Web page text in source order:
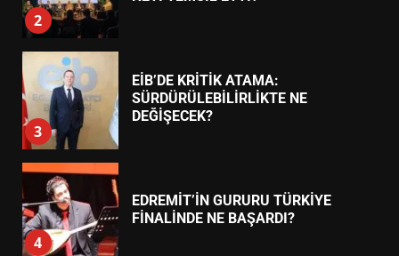
2
3
EİB’DE KRİTİK ATAMA:
SÜRDÜRÜLEBİLİRLİKTE NE
DEĞİŞECEK?
4
EDREMİT’İN GURURU TÜRKİYE
FİNALİNDE NE BAŞARDI?